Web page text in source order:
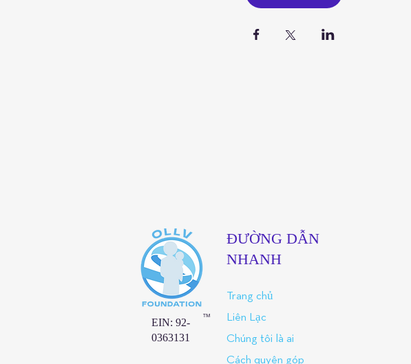
EIN: 92-
0363131
ĐƯỜNG DẪN
NHANH
Trang chủ
Liên Lạc
Chúng tôi là ai
Cách quyên góp
™